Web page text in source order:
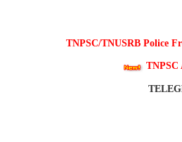
TNPSC/TNUSRB Police
TNPSC